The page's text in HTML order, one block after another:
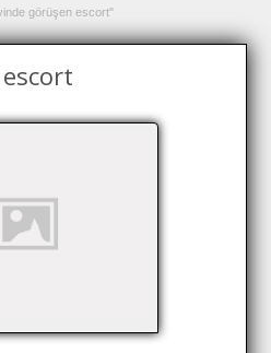
görüşen escort"